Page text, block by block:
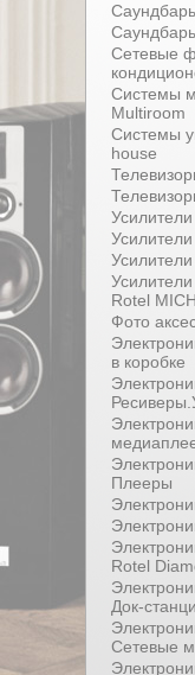
Сетевые
Системы
Multiroom
Системы
house
Rotel
Фото
в коробке
Плееры
Rotel
Док-
Сетевые